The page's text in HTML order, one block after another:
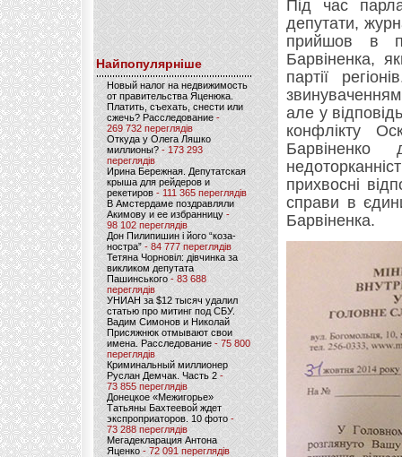
Найпопулярніше
Новый налог на недвижимость
от правительства Яценюка.
Платить, съехать, снести или
сжечь? Расследование-
269 732 переглядів
Откуда у Олега Ляшко
миллионы? - 173 293
переглядів
Ирина Бережная. Депутатская
крыша для рейдеров и
рекетиров - 111 365 переглядів
В Амстердаме поздравляли
Акимову и ее избранницу -
98 102 переглядів
Дон Пилипишин і його “коза-
ностра” - 84 777 переглядів
Тетяна Чорновіл: дівчинка за
викликом депутата
Пашинського- 83 688
переглядів
УНИАН за $12 тысяч удалил
статью про митинг под СБУ.
Вадим Симонов и Николай
Присяжнюк отмывают свои
имена. Расследование - 75 800
переглядів
Криминальный миллионер
Руслан Демчак. Часть 2-
73 855 переглядів
Донецкое «Межигорье»
Татьяны Бахтеевой ждет
экспроприаторов. 10 фото -
73 288 переглядів
Мегадекларация Антона
Яценко - 72 091 переглядів
Під час
депутати,
прийшов в
Барвіненка,
партії
але у
конфлікту
прихвосні
справи в
Барвіненка.